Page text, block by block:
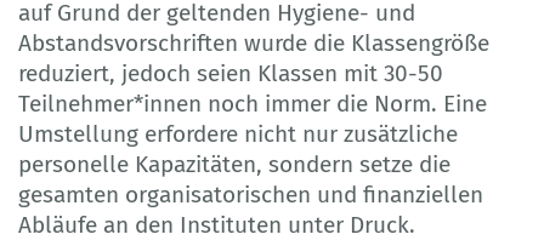
auf Grund der geltenden Hygiene- und
Abstandsvorschriften wurde die Klassengröße
reduziert, jedoch seien Klassen mit 30-50
Teilnehmer*innen noch immer die Norm. Eine
Umstellung erfordere nicht nur zusätzliche
personelle Kapazitäten, sondern setze die
gesamten organisatorischen und finanziellen
Abläufe an den Instituten unter Druck.